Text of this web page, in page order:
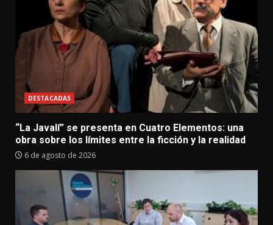
DESTACADAS
“La Javalí” se presenta en Cuatro Elementos: una
obra sobre los límites entre la ficción y la realidad
6 de agosto de 2026